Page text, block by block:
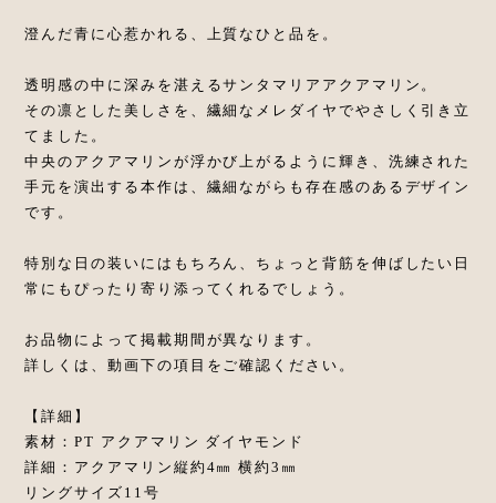
澄んだ青に心惹かれる、上質なひと品を。
透明感の中に深みを湛えるサンタマリアアクアマリン。
その凛とした美しさを、繊細なメレダイヤでやさしく引き立
てました。
中央のアクアマリンが浮かび上がるように輝き、洗練された
手元を演出する本作は、繊細ながらも存在感のあるデザイン
です。
特別な日の装いにはもちろん、ちょっと背筋を伸ばしたい日
常にもぴったり寄り添ってくれるでしょう。
お品物によって掲載期間が異なります。
詳しくは、動画下の項目をご確認ください。
【詳細】
素材：PT アクアマリン ダイヤモンド
詳細：アクアマリン縦約4㎜ 横約3㎜
リングサイズ11号